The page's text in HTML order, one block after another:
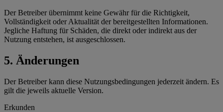
Der Betreiber übernimmt keine Gewähr für die Richtigkeit,
Vollständigkeit oder Aktualität der bereitgestellten Informationen.
Jegliche Haftung für Schäden, die direkt oder indirekt aus der
Nutzung entstehen, ist ausgeschlossen.
5. Änderungen
Der Betreiber kann diese Nutzungsbedingungen jederzeit ändern. Es
gilt die jeweils aktuelle Version.
Erkunden